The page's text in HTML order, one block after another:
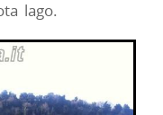
lago.